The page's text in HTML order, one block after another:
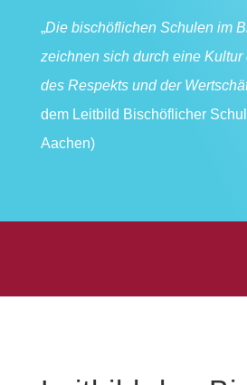
„Die bischöflichen Schulen im
zeichnen sich durch eine Kultur
des Respekts und der
dem Leitbild Bischöflicher
Aachen)